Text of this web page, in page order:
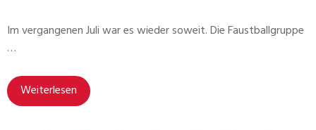
Im vergangenen Juli war es wieder soweit. Die Faustballgruppe
…
Weiterlesen